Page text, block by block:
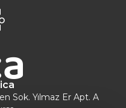
Sok. Yılmaz Er Apt. A